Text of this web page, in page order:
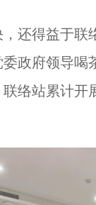
得益于联络
政府领导喝
络站累计